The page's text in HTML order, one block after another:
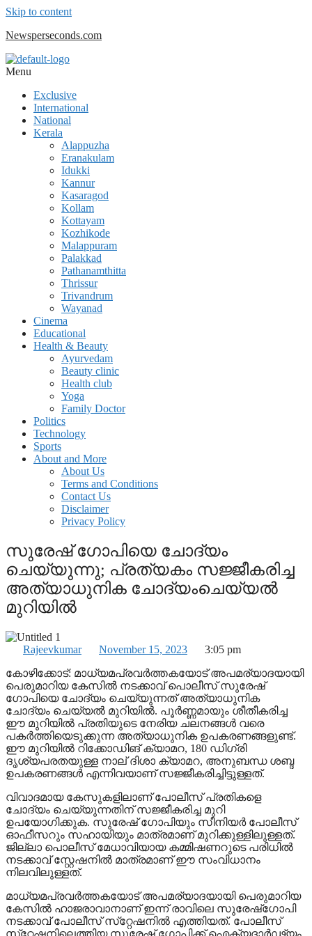
Skip to content
Newsperseconds.com
Menu
Exclusive
International
National
Kerala
Alappuzha
Eranakulam
Idukki
Kannur
Kasaragod
Kollam
Kottayam
Kozhikode
Malappuram
Palakkad
Pathanamthitta
Thrissur
Trivandrum
Wayanad
Cinema
Educational
Health & Beauty
Ayurvedam
Beauty clinic
Health club
Yoga
Family Doctor
Politics
Technology
Sports
About and More
About Us
Terms and Conditions
Contact Us
Disclaimer
Privacy Policy
സുരേഷ് ഗോപിയെ ചോദ്യം
ചെയ്യുന്നു; പ്രത്യകം സജ്ജീകരിച്ച
അത്യാധുനിക ചോദ്യംചെയ്യല്‍
മുറിയില്‍
Rajeevkumar November 15, 2023
3:05 pm
കോഴിക്കോട്: മാധ്യമപ്രവര്‍ത്തകയോട് അപമര്യാദയായി
പെരുമാറിയ കേസില്‍ നടക്കാവ് പൊലീസ് സുരേഷ്
ഗോപിയെ ചോദ്യം ചെയ്യുന്നത് അത്യാധുനിക
ചോദ്യം ചെയ്യല്‍ മുറിയില്‍. പൂര്‍ണ്ണമായും ശീതീകരിച്ച
ഈ മുറിയില്‍ പ്രതിയുടെ നേരിയ ചലനങ്ങള്‍ വരെ
പകര്‍ത്തിയെടുക്കുന്ന അത്യാധുനിക ഉപകരണങ്ങളുണ്ട്.
ഈ മുറിയില്‍ റിക്കോഡിങ് ക്യാമറ, 180 ഡിഗ്രി
ദൃശ്യപരതയുള്ള നാല് ദിശാ ക്യാമറ, അനുബന്ധ ശബ്ദ
ഉപകരണങ്ങള്‍ എന്നിവയാണ് സജ്ജീകരിച്ചിട്ടുള്ളത്.
വിവാദമായ കേസുകളിലാണ് പോലീസ് പ്രതികളെ
ചോദ്യം ചെയ്യുന്നതിന് സജ്ജീകരിച്ച മുറി
ഉപയോഗിക്കുക. സുരേഷ് ഗോപിയും സീനിയര്‍ പോലീസ്
ഓഫീസറും സഹായിയും മാത്രമാണ് മുറിക്കുള്ളിലുള്ളത്.
ജില്ലാ പൊലീസ് മേധാവിയായ കമ്മിഷണറുടെ പരിധില്‍
നടക്കാവ് സ്റ്റേഷനില്‍ മാത്രമാണ് ഈ സംവിധാനം
നിലവിലുള്ളത്.
മാധ്യമപ്രവര്‍ത്തകയോട് അപമര്യാദയായി പെരുമാറിയ
കേസില്‍ ഹാജരാവാനാണ് ഇന്ന് രാവിലെ സുരേഷ്‌ഗോപി
നടക്കാവ് പോലീസ് സ്‌റ്റേഷനില്‍ എത്തിയത്. പോലീസ്
സ്‌റ്റേഷനിലെത്തിയ സുരേഷ് ഗോപിക്ക് ഐക്യദാര്‍ഢ്യം